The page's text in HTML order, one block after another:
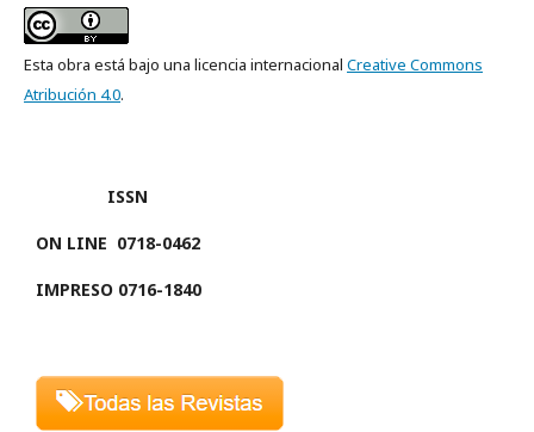
Esta obra está bajo una licencia internacional Creative Commons
Atribución 4.0.
ISSN
ON LINE 0718-0462
IMPRESO 0716-1840